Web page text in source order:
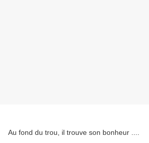
Au fond du trou, il trouve son bonheur ....